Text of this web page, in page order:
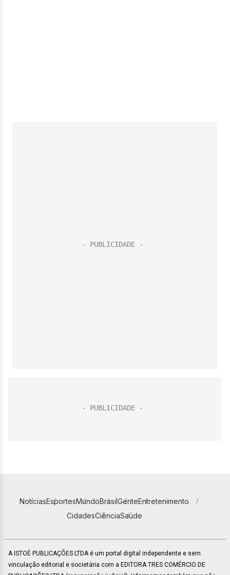
NotíciasEsportesMundoBrasilGenteEntretenimento
CidadesCiênciaSaúde
A ISTOÉ PUBLICAÇÕES LTDA é um portal digital independente e sem
vinculação editorial e societária com a EDITORA TRES COMÉRCIO DE